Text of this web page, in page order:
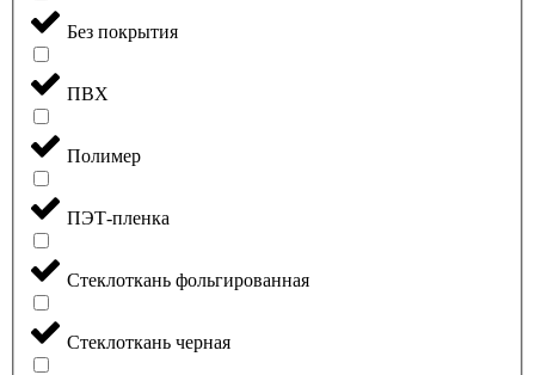
Без покрытия
ПВХ
Полимер
ПЭТ-пленка
Стеклоткань фольгированная
Стеклоткань черная